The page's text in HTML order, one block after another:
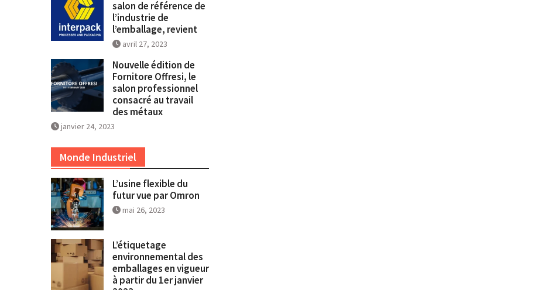
salon de référence de
l’industrie de
l’emballage, revient
avril 27, 2023
Nouvelle édition de
Fornitore Offresi, le
salon professionnel
consacré au travail
des métaux
janvier 24, 2023
Monde Industriel
L’usine flexible du
futur vue par Omron
mai 26, 2023
L’étiquetage
environnemental des
emballages en vigueur
à partir du 1er janvier